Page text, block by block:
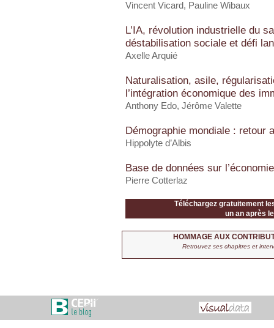
Vincent Vicard, Pauline Wibaux
L’IA, révolution industrielle du
déstabilisation sociale et défi
Axelle Arquié
Naturalisation, asile,
l’intégration économique des
Anthony Edo, Jérôme Valette
Démographie mondiale : retour
Hippolyte d’Albis
Base de données sur
Pierre Cotterlaz
Téléchargez gratuitement
un an après
HOMMAGE AUX
Retrouvez ses chapitres et